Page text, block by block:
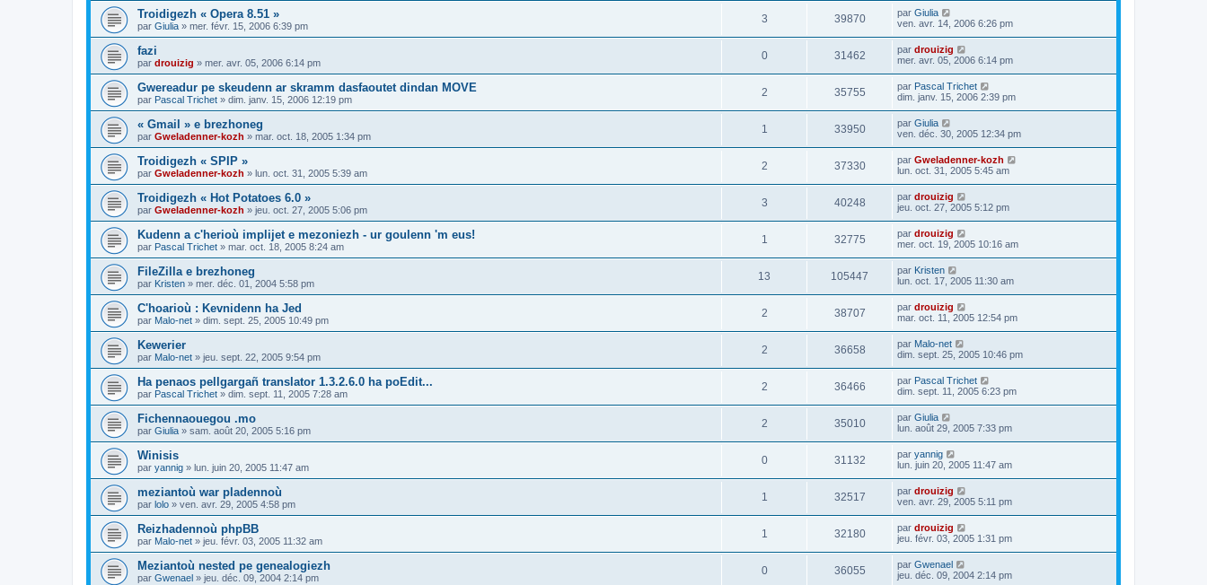
Troidigezh « Opera 8.51 »
par Giulia » mer. févr. 15, 2006 6:39 pm
3 39870 par Giulia
ven. avr. 14, 2006 6:26 pm
fazi
par drouizig » mer. avr. 05, 2006 6:14 pm
0 31462 par drouizig
mer. avr. 05, 2006 6:14 pm
Gwereadur pe skeudenn ar skramm dasfaoutet dindan MOVE
par Pascal Trichet » dim. janv. 15, 2006 12:19 pm
2 35755 par Pascal Trichet
dim. janv. 15, 2006 2:39 pm
« Gmail » e brezhoneg
par Gweladenner-kozh » mar. oct. 18, 2005 1:34 pm
1 33950 par Giulia
ven. déc. 30, 2005 12:34 pm
Troidigezh « SPIP »
par Gweladenner-kozh » lun. oct. 31, 2005 5:39 am
2 37330 par Gweladenner-kozh
lun. oct. 31, 2005 5:45 am
Troidigezh « Hot Potatoes 6.0 »
par Gweladenner-kozh » jeu. oct. 27, 2005 5:06 pm
3 40248 par drouizig
jeu. oct. 27, 2005 5:12 pm
Kudenn a c'herioù implijet e mezoniezh - ur goulenn 'm eus!
par Pascal Trichet » mar. oct. 18, 2005 8:24 am
1 32775 par drouizig
mer. oct. 19, 2005 10:16 am
FileZilla e brezhoneg
par Kristen » mer. déc. 01, 2004 5:58 pm
13 105447 par Kristen
lun. oct. 17, 2005 11:30 am
C'hoarioù : Kevnidenn ha Jed
par Malo-net » dim. sept. 25, 2005 10:49 pm
2 38707 par drouizig
mar. oct. 11, 2005 12:54 pm
Kewerier
par Malo-net » jeu. sept. 22, 2005 9:54 pm
2 36658 par Malo-net
dim. sept. 25, 2005 10:46 pm
Ha penaos pellgargañ translator 1.3.2.6.0 ha poEdit...
par Pascal Trichet » dim. sept. 11, 2005 7:28 am
2 36466 par Pascal Trichet
dim. sept. 11, 2005 6:23 pm
Fichennaouegou .mo
par Giulia » sam. août 20, 2005 5:16 pm
2 35010 par Giulia
lun. août 29, 2005 7:33 pm
Winisis
par yannig » lun. juin 20, 2005 11:47 am
0 31132 par yannig
lun. juin 20, 2005 11:47 am
meziantoù war pladennoù
par lolo » ven. avr. 29, 2005 4:58 pm
1 32517 par drouizig
ven. avr. 29, 2005 5:11 pm
Reizhadennoù phpBB
par Malo-net » jeu. févr. 03, 2005 11:32 am
1 32180 par drouizig
jeu. févr. 03, 2005 1:31 pm
Meziantoù nested pe genealogiezh
par Gwenael » jeu. déc. 09, 2004 2:14 pm
0 36055 par Gwenael
jeu. déc. 09, 2004 2:14 pm